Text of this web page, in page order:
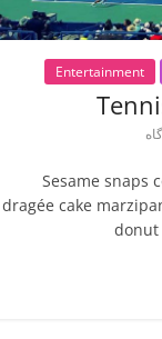
Entertainment
Sesame snaps
dragée cake
donut